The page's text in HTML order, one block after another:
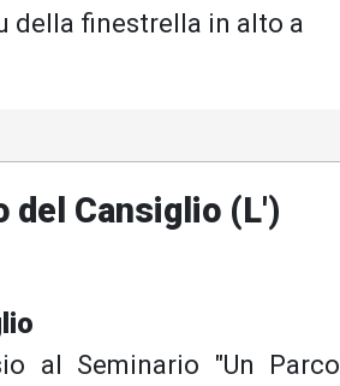
della finestrella in alto a
Cansiglio (L')
al Seminario "Un Parco